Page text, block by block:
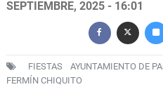
SEPTIEMBRE, 2025 - 16:01
FIESTAS AYUNTAMIENTO DE
FERMÍN CHIQUITO